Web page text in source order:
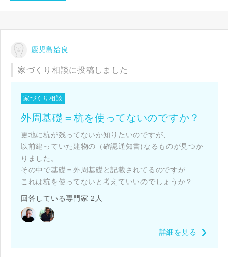
鹿児島姶良
家づくり相談に投稿しました
家づくり相談
外周基礎＝杭を使ってないのですか？
更地に杭が残ってないか知りたいのですが、
以前建っていた建物の（確認通知書)なるものが見つか
りました。
その中で基礎＝外周基礎と記載されてるのですが
これは杭を使ってないと考えていいのでしょうか？
回答している専門家 2人
詳細を見る